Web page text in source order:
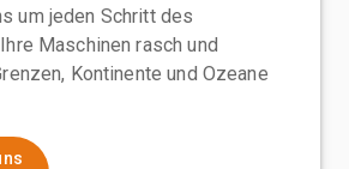
um jeden Schritt des
Maschinen rasch und
Kontinente und Ozeane